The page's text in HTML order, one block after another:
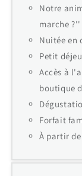
Notre
marche ?''
Nuitée en
Petit
Accès à
boutique
Forfait
À partir de